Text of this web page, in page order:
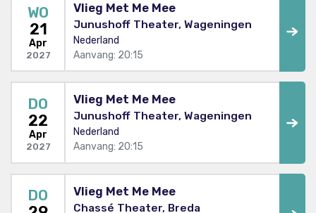
WO
21
Apr
2027
Vlieg Met Me Mee
Junushoff Theater, Wageningen
Nederland
Aanvang: 20:15
DO
22
Apr
2027
Vlieg Met Me Mee
Junushoff Theater, Wageningen
Nederland
Aanvang: 20:15
DO Vlieg Met Me Mee
Chassé Theater, Breda